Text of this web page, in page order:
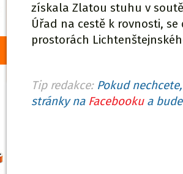
získala Zlatou stuhu v
Úřad na cestě k rovnosti,
prostorách
Tip redakce: Pokud
stránky na Facebookua